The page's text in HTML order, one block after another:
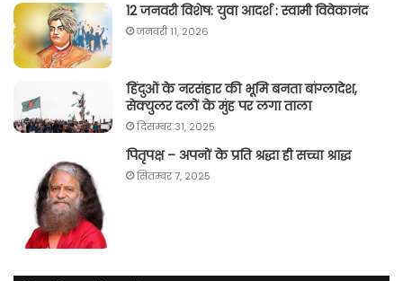
12 जनवरी विशेष: युवा आदर्श : स्वामी विवेकानंद
जनवरी 11, 2026
हिंदुओं के नरसंहार की भूमि बनता बांग्लादेश,
सेक्युलर दलों के मुंह पर लगा ताला
दिसम्बर 31, 2025
पितृपक्ष – अपनों के प्रति श्रद्धा ही सच्चा श्राद्ध
सितम्बर 7, 2025